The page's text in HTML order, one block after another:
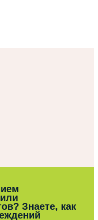
Знаете, как